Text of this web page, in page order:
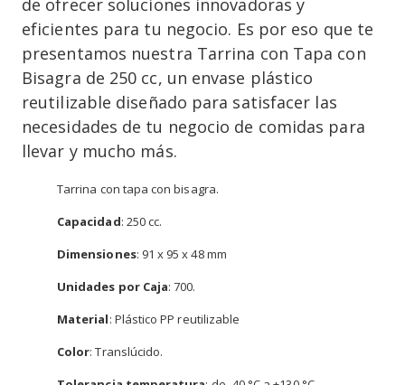
eficientes para tu negocio. Es por eso que te
presentamos nuestra Tarrina con Tapa con
Bisagra de 250 cc, un envase plástico
reutilizable diseñado para satisfacer las
necesidades de tu negocio de comidas para
llevar y mucho más.
Tarrina con tapa con bisagra.
Capacidad: 250 cc.
Dimensiones: 91 x 95 x 48 mm
Unidades por Caja: 700.
Material: Plástico PP reutilizable
Color: Translúcido.